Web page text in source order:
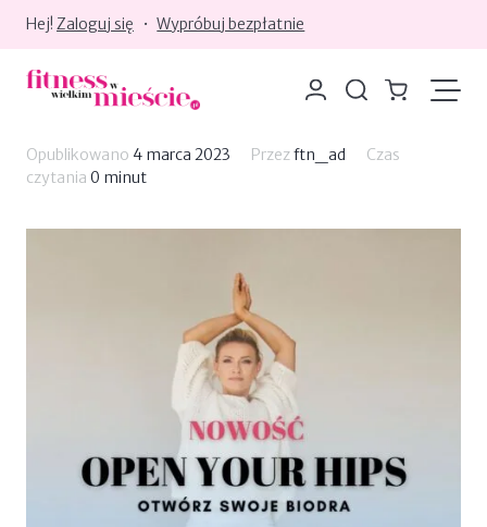
Hej! Zaloguj się • Wypróbuj bezpłatnie
Moje konto
SzukajKoszyk
Opublikowano 4 marca 2023 Przezftn_ad
Czas
czytania 0 minut